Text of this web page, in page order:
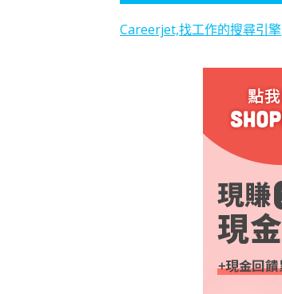
Careerjet,找工作的搜尋引擎